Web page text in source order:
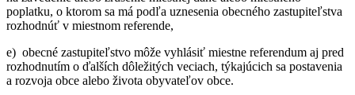
poplatku, o ktorom sa má podľa uznesenia obecného zastupiteľstva
rozhodnúť v miestnom referende,
e) obecné zastupiteľstvo môže vyhlásiť miestne referendum aj pred
rozhodnutím o ďalších dôležitých veciach, týkajúcich sa postavenia
a rozvoja obce alebo života obyvateľov obce.